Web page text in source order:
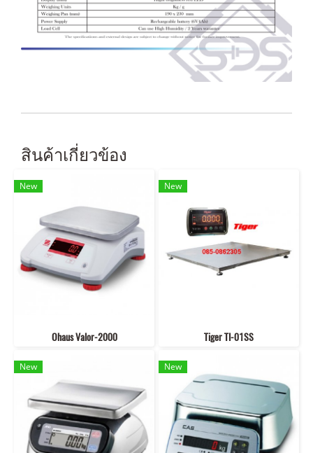
สินค้าเกี่ยวข้อง
New
Ohaus Valor-2000
New
Tiger TI-01SS
New New